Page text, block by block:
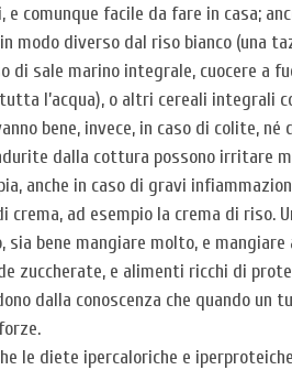
comunque facile da fare in casa;
modo diverso dal riso bianco (una
di sale marino integrale, cuocere a
l’acqua), o altri cereali
bene, invece, in caso di colite,
dalla cottura possono irritare
anche in caso di gravi
ad esempio la crema di riso.
sia bene mangiare molto, e
zuccherate, e alimenti ricchi di
dalla conoscenza che quando
le diete ipercaloriche e